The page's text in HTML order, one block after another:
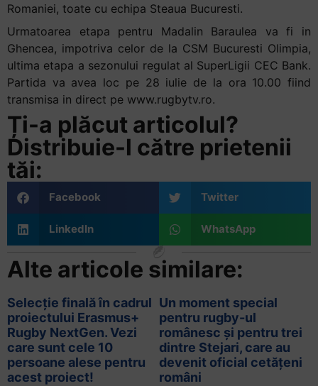
Romaniei, toate cu echipa Steaua Bucuresti.
Urmatoarea etapa pentru Madalin Baraulea va fi in
Ghencea, impotriva celor de la CSM Bucuresti Olimpia,
ultima etapa a sezonului regulat al SuperLigii CEC Bank.
Partida va avea loc pe 28 iulie de la ora 10.00 fiind
transmisa in direct pe www.rugbytv.ro.
Ți-a plăcut articolul?
Distribuie-l către prietenii
tăi:
Facebook Twitter
LinkedIn WhatsApp
Alte articole similare:
Selecție finală în cadrul
proiectului Erasmus+
Rugby NextGen. Vezi
care sunt cele 10
persoane alese pentru
acest proiect!
Un moment special
pentru rugby-ul
românesc și pentru trei
dintre Stejari, care au
devenit oficial cetățeni
români